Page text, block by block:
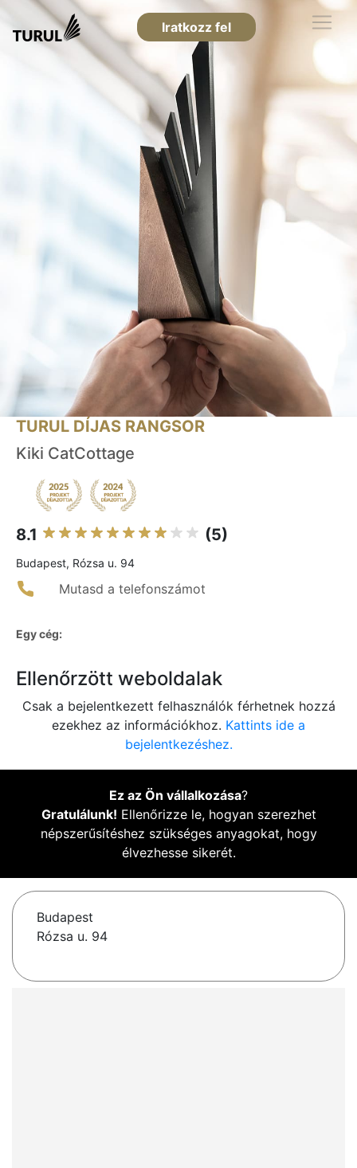
Iratkozz fel
TURUL DÍJAS RANGSOR
Kiki CatCottage
8.1 (5)
Budapest, Rózsa u. 94
Mutasd a telefonszámot
Egy cég:
Ellenőrzött weboldalak
Csak a bejelentkezett felhasználók férhetnek hozzá
ezekhez az információkhoz. Kattints ide a
bejelentkezéshez.
Ez az Ön vállalkozása?
Gratulálunk! Ellenőrizze le, hogyan szerezhet
népszerűsítéshez szükséges anyagokat, hogy
élvezhesse sikerét.
Budapest
Rózsa u. 94